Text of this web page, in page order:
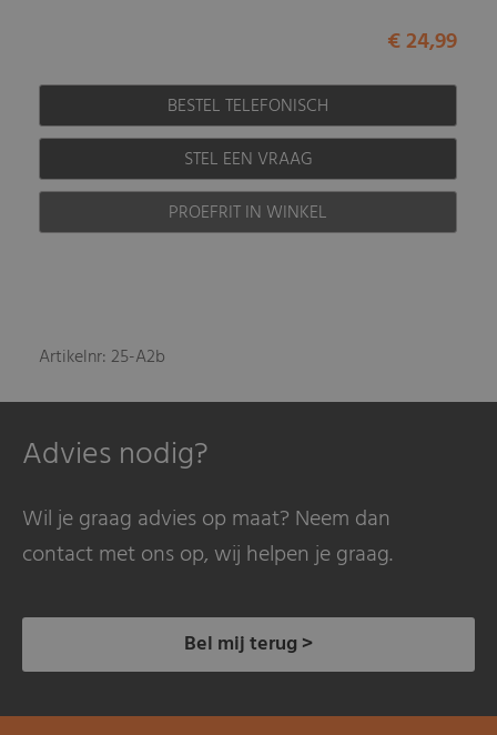
€ 24,99
BESTEL TELEFONISCH
STEL EEN VRAAG
PROEFRIT IN WINKEL
Artikelnr: 25-A2b
Advies nodig?
Wil je graag advies op maat? Neem dan
contact met ons op, wij helpen je graag.
Bel mij terug >